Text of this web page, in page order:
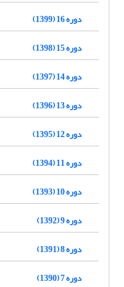
دوره 16 (1399)
دوره 15 (1398)
دوره 14 (1397)
دوره 13 (1396)
دوره 12 (1395)
دوره 11 (1394)
دوره 10 (1393)
دوره 9 (1392)
دوره 8 (1391)
دوره 7 (1390)